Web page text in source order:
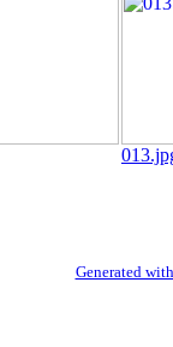
Generated